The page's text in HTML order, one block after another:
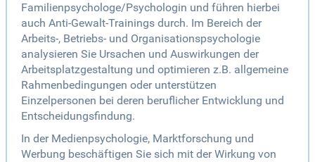
Familienpsychologe/Psychologin und führen hierbei
auch Anti-Gewalt-Trainings durch. Im Bereich der
Arbeits-, Betriebs- und Organisationspsychologie
analysieren Sie Ursachen und Auswirkungen der
Arbeitsplatzgestaltung und optimieren z.B. allgemeine
Rahmenbedingungen oder unterstützen
Einzelpersonen bei deren beruflicher Entwicklung und
Entscheidungsfindung.
In der Medienpsychologie, Marktforschung und
Werbung beschäftigen Sie sich mit der Wirkung von